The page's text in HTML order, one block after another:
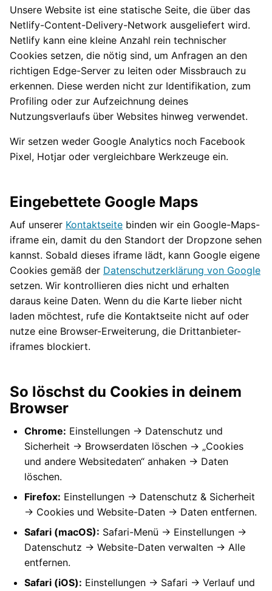
Unsere Website ist eine statische Seite, die über das
Netlify-Content-Delivery-Network ausgeliefert wird.
Netlify kann eine kleine Anzahl rein technischer
Cookies setzen, die nötig sind, um Anfragen an den
richtigen Edge-Server zu leiten oder Missbrauch zu
erkennen. Diese werden nicht zur Identifikation, zum
Profiling oder zur Aufzeichnung deines
Nutzungsverlaufs über Websites hinweg verwendet.
Wir setzen weder Google Analytics noch Facebook
Pixel, Hotjar oder vergleichbare Werkzeuge ein.
Eingebettete Google Maps
Auf unserer Kontaktseite binden wir ein Google-Maps-
iframe ein, damit du den Standort der Dropzone sehen
kannst. Sobald dieses iframe lädt, kann Google eigene
Cookies gemäß der Datenschutzerklärung von Google
setzen. Wir kontrollieren dies nicht und erhalten
daraus keine Daten. Wenn du die Karte lieber nicht
laden möchtest, rufe die Kontaktseite nicht auf oder
nutze eine Browser-Erweiterung, die Drittanbieter-
iframes blockiert.
So löschst du Cookies in deinem
Browser
Chrome: Einstellungen → Datenschutz und
Sicherheit → Browserdaten löschen → „Cookies
und andere Websitedaten“ anhaken → Daten
löschen.
Firefox: Einstellungen → Datenschutz & Sicherheit
→ Cookies und Website-Daten → Daten entfernen.
Safari (macOS): Safari-Menü → Einstellungen →
Datenschutz → Website-Daten verwalten → Alle
entfernen.
Safari (iOS): Einstellungen → Safari → Verlauf und